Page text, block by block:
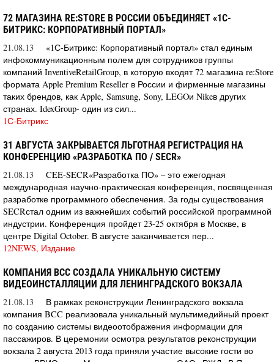
72 МАГАЗИНА RE:STORE В РОССИИ ОБЪЕДИНЯЕТ «1С-
БИТРИКС: КОРПОРАТИВНЫЙ ПОРТАЛ»
21.08.13
«1С-Битрикс: Корпоративный портал» стал единым
инфокоммуникационным полем для сотрудников группы
компаний InventiveRetailGroup, в которую входят 72 магазина re:Store
формата Apple Premium Reseller в России и фирменные магазины
таких брендов, как Apple‚ Samsung‚ Sony, LEGOи Nikeв других
странах. IdexGroup- один из сил...
1С-Битрикс
31 АВГУСТА ЗАКРЫВАЕТСЯ ЛЬГОТНАЯ РЕГИСТРАЦИЯ НА
КОНФЕРЕНЦИЮ «РАЗРАБОТКА ПО / SECR»
21.08.13
CEE-SECR«Разработка ПО» – это ежегодная
международная научно-практическая конференция, посвященная
разработке программного обеспечения. За годы существования
SECRстал одним из важнейших событий российской программной
индустрии. Конференция пройдет 23-25 октября в Москве, в
центре Digital October. В августе заканчивается пер...
12NEWS, Издание
КОМПАНИЯ BCC СОЗДАЛА УНИКАЛЬНУЮ СИСТЕМУ
ВИДЕОИНСТАЛЛЯЦИИ ДЛЯ ЛЕНИНГРАДСКОГО ВОКЗАЛА
21.08.13
В рамках реконструкции Ленинградского вокзала
компания BCC реализовала уникальный мультимедийный проект
по созданию системы видеоотображения информации для
пассажиров. В церемонии осмотра результатов реконструкции
вокзала 2 августа 2013 года приняли участие высокие гости во